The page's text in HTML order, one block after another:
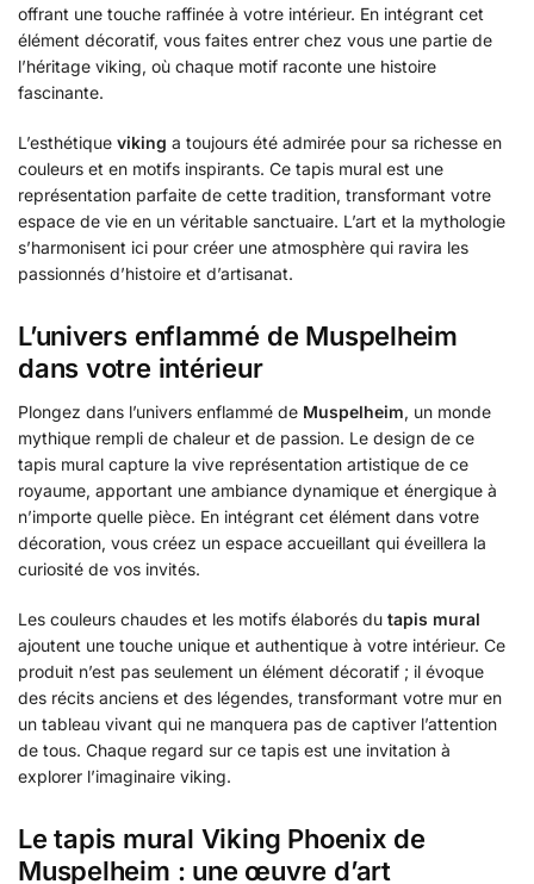
offrant une touche raffinée à votre intérieur. En intégrant cet
élément décoratif, vous faites entrer chez vous une partie de
l’héritage viking, où chaque motif raconte une histoire
fascinante.
L’esthétique viking a toujours été admirée pour sa richesse en
couleurs et en motifs inspirants. Ce tapis mural est une
représentation parfaite de cette tradition, transformant votre
espace de vie en un véritable sanctuaire. L’art et la mythologie
s’harmonisent ici pour créer une atmosphère qui ravira les
passionnés d’histoire et d’artisanat.
L’univers enflammé de Muspelheim
dans votre intérieur
Plongez dans l’univers enflammé de Muspelheim, un monde
mythique rempli de chaleur et de passion. Le design de ce
tapis mural capture la vive représentation artistique de ce
royaume, apportant une ambiance dynamique et énergique à
n’importe quelle pièce. En intégrant cet élément dans votre
décoration, vous créez un espace accueillant qui éveillera la
curiosité de vos invités.
Les couleurs chaudes et les motifs élaborés du tapis mural
ajoutent une touche unique et authentique à votre intérieur. Ce
produit n’est pas seulement un élément décoratif ; il évoque
des récits anciens et des légendes, transformant votre mur en
un tableau vivant qui ne manquera pas de captiver l’attention
de tous. Chaque regard sur ce tapis est une invitation à
explorer l’imaginaire viking.
Le tapis mural Viking Phoenix de
Muspelheim : une œuvre d’art